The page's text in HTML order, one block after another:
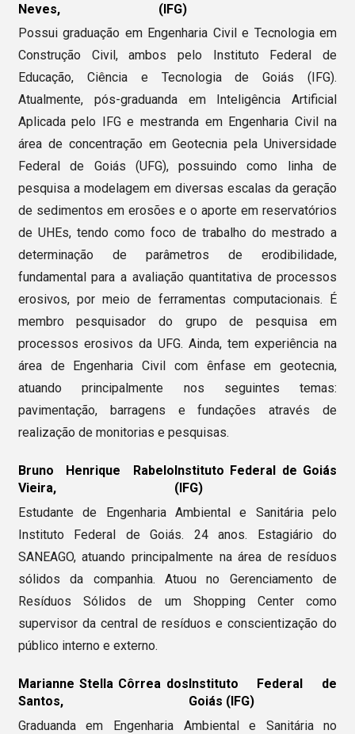
Neves,
(IFG)
Possui graduação em Engenharia Civil e Tecnologia em
Construção Civil, ambos pelo Instituto Federal de
Educação, Ciência e Tecnologia de Goiás (IFG).
Atualmente, pós-graduanda em Inteligência Artificial
Aplicada pelo IFG e mestranda em Engenharia Civil na
área de concentração em Geotecnia pela Universidade
Federal de Goiás (UFG), possuindo como linha de
pesquisa a modelagem em diversas escalas da geração
de sedimentos em erosões e o aporte em reservatórios
de UHEs, tendo como foco de trabalho do mestrado a
determinação de parâmetros de erodibilidade,
fundamental para a avaliação quantitativa de processos
erosivos, por meio de ferramentas computacionais. É
membro pesquisador do grupo de pesquisa em
processos erosivos da UFG. Ainda, tem experiência na
área de Engenharia Civil com ênfase em geotecnia,
atuando principalmente nos seguintes temas:
pavimentação, barragens e fundações através de
realização de monitorias e pesquisas.
Bruno Henrique Rabelo
Vieira,
Instituto Federal de Goiás
(IFG)
Estudante de Engenharia Ambiental e Sanitária pelo
Instituto Federal de Goiás. 24 anos. Estagiário do
SANEAGO, atuando principalmente na área de resíduos
sólidos da companhia. Atuou no Gerenciamento de
Resíduos Sólidos de um Shopping Center como
supervisor da central de resíduos e conscientização do
público interno e externo.
Marianne Stella Côrrea dos
Santos,
Instituto Federal de
Goiás (IFG)
Graduanda em Engenharia Ambiental e Sanitária no